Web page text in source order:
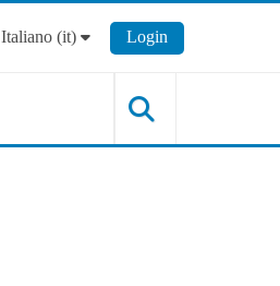
Italiano ‎(it)‎ Login